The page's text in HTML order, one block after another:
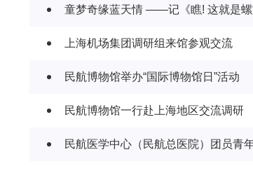
童梦奇缘蓝天情 ——记《瞧! 这就是螺
上海机场集团调研组来馆参观交流
民航博物馆举办“国际博物馆日”活动
民航博物馆一行赴上海地区交流调研
民航医学中心（民航总医院）团员青